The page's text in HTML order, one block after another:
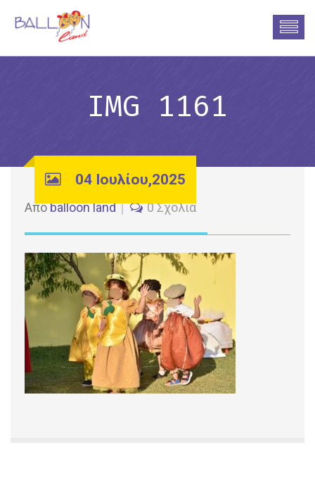
IMG 1161
04 Ιουλίου,2025
Απόballoon land 0 Σχόλια